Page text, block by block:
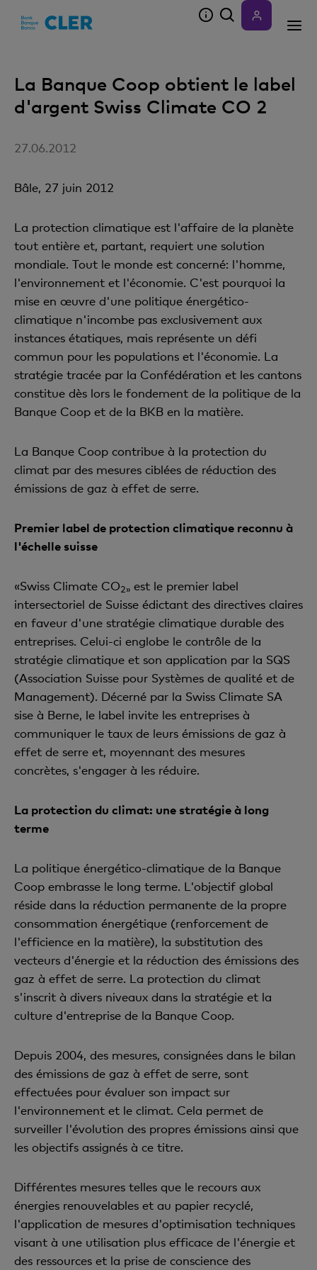
La Banque Coop obtient le label
d'argent Swiss Climate CO 2
27.06.2012
Bâle, 27 juin 2012
La protection climatique est l'affaire de la planète
tout entière et, partant, requiert une solution
mondiale. Tout le monde est concerné: l'homme,
l'environnement et l'économie. C'est pourquoi la
mise en œuvre d'une politique énergético-
climatique n'incombe pas exclusivement aux
instances étatiques, mais représente un défi
commun pour les populations et l'économie. La
stratégie tracée par la Confédération et les cantons
constitue dès lors le fondement de la politique de la
Banque Coop et de la BKB en la matière.
La Banque Coop contribue à la protection du
climat par des mesures ciblées de réduction des
émissions de gaz à effet de serre.
Premier label de protection climatique reconnu à
l'échelle suisse
«Swiss Climate CO2» est le premier label
intersectoriel de Suisse édictant des directives claires
en faveur d'une stratégie climatique durable des
entreprises. Celui-ci englobe le contrôle de la
stratégie climatique et son application par la SQS
(Association Suisse pour Systèmes de qualité et de
Management). Décerné par la Swiss Climate SA
sise à Berne, le label invite les entreprises à
communiquer le taux de leurs émissions de gaz à
effet de serre et, moyennant des mesures
concrètes, s'engager à les réduire.
La protection du climat: une stratégie à long
terme
La politique énergético-climatique de la Banque
Coop embrasse le long terme. L'objectif global
réside dans la réduction permanente de la propre
consommation énergétique (renforcement de
l'efficience en la matière), la substitution des
vecteurs d'énergie et la réduction des émissions des
gaz à effet de serre. La protection du climat
s'inscrit à divers niveaux dans la stratégie et la
culture d'entreprise de la Banque Coop.
Depuis 2004, des mesures, consignées dans le bilan
des émissions de gaz à effet de serre, sont
effectuées pour évaluer son impact sur
l'environnement et le climat. Cela permet de
surveiller l'évolution des propres émissions ainsi que
les objectifs assignés à ce titre.
Différentes mesures telles que le recours aux
énergies renouvelables et au papier recyclé,
l'application de mesures d'optimisation techniques
visant à une utilisation plus efficace de l'énergie et
des ressources et la prise de conscience des